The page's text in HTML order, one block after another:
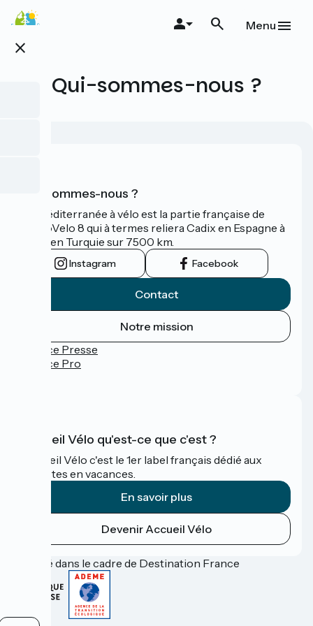
Aller
au
principal
close
Menu
Qui-sommes-nous ?
Qui sommes-nous ?
La Méditerranée à vélo est la partie française de
l'EuroVelo 8 qui à termes reliera Cadix en Espagne à
Izmir en Turquie sur 7500 km.
Instagram Facebook
Contact
Notre mission
Espace Presse
Espace Pro
Accueil Vélo qu'est-ce que c'est ?
Accueil Vélo c'est le 1er label français dédié aux
cyclistes en vacances.
En savoir plus
Devenir Accueil Vélo
Financé dans le cadre de Destination France